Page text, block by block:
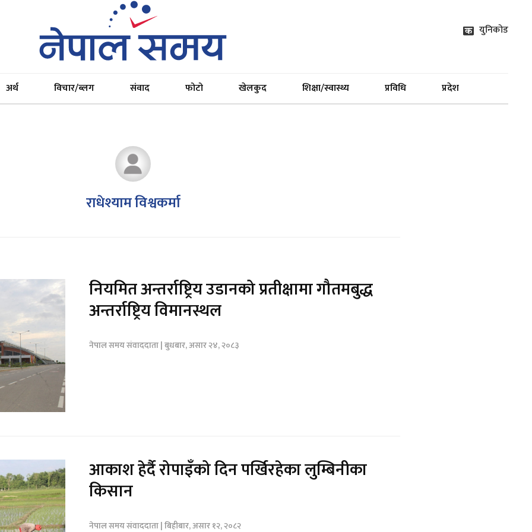
युनिकोड
अर्थ विचार/ब्लग संवाद फोटो खेलकुद शिक्षा/स्वास्थ्य प्रविधि प्रदेश
राधेश्याम विश्वकर्मा
नियमित अन्तर्राष्ट्रिय उडानको प्रतीक्षामा गौतमबुद्ध
अन्तर्राष्ट्रिय विमानस्थल
नेपाल समय संवाददाता | बुधबार, असार २४, २०८३
आकाश हेर्दै रोपाइँको दिन पर्खिरहेका लुम्बिनीका
किसान
नेपाल समय संवाददाता | बिहीबार, असार १२, २०८२